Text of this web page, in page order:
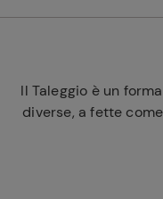
Il Taleggio è un
diverse, a fette